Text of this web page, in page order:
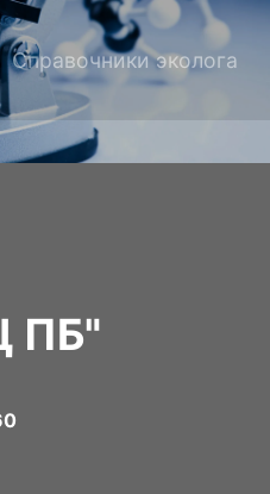
Справочники эколога
ПБ"